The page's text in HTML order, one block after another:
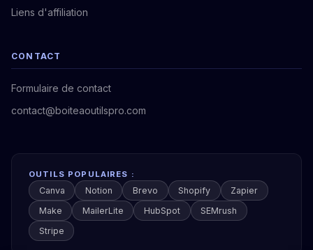
Liens d'affiliation
CONTACT
Formulaire de contact
contact@boiteaoutilspro.com
OUTILS POPULAIRES :
Canva Notion Brevo Shopify
Zapier
Make
MailerLite HubSpot
SEMrush
Stripe